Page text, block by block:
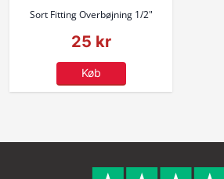
Sort Fitting Overbøjning 1/2"
25 kr
Køb